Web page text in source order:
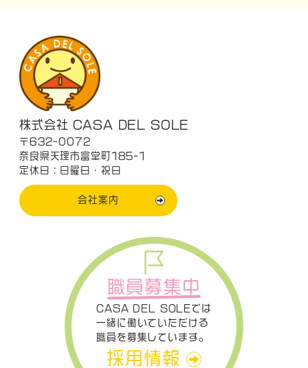
株式会社 CASA DEL SOLE
〒632-0072
奈良県天理市富堂町185-1
定休日：日曜日・祝日
会社案内
職員募集中
CASA DEL SOLEでは
一緒に働いていただける
職員を募集しています。
採用情報